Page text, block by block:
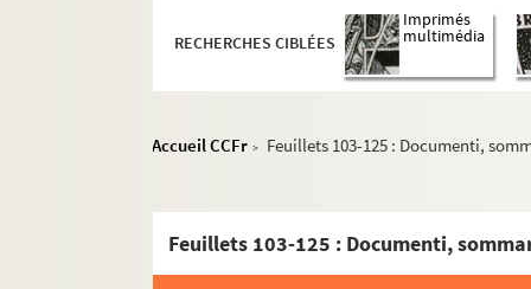
RECHERCHES CIBLÉES
Imprimés
multimédia
Accueil CCFr > Feuillets 103-125 : Documenti,
Feuillets 103-125 : Documenti,